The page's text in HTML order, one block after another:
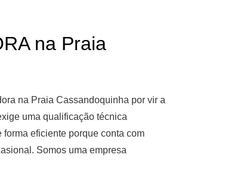
na Praia
na Praia Cassandoquinha por vir a
uma qualificação técnica
eficiente porque conta com
Somos uma empresa